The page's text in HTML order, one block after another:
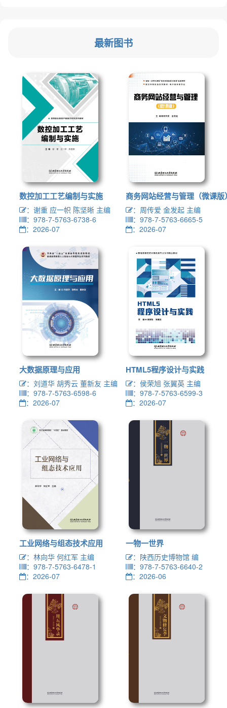
最新图书
数控加工工艺编制与实施
：谢重 应一帜 陈坚晰 主编
：978-7-5763-6738-6
：2026-07
商务网站经营与管理（微课版
：周传爱 金发起 主编
：978-7-5763-6665-5
：2026-07
大数据原理与应用
：刘道华 胡秀云 董新友 主编
：978-7-5763-6598-6
：2026-07
HTML5程序设计与实践
：侯荣旭 张翼英 主编
：978-7-5763-6599-3
：2026-07
工业网络与组态技术应用
：林向华 何红军 主编
：978-7-5763-6478-1
：2026-07
一物一世界
：陕西历史博物馆 编
：978-7-5763-6640-2
：2026-06